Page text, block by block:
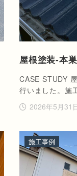
屋根塗装-本
CASE STUDY
行いました。施
2026年5月31
施工事例